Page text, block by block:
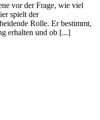
vor der Frage, wie viel
spielt der
Rolle. Er bestimmt,
erhalten und ob [...]